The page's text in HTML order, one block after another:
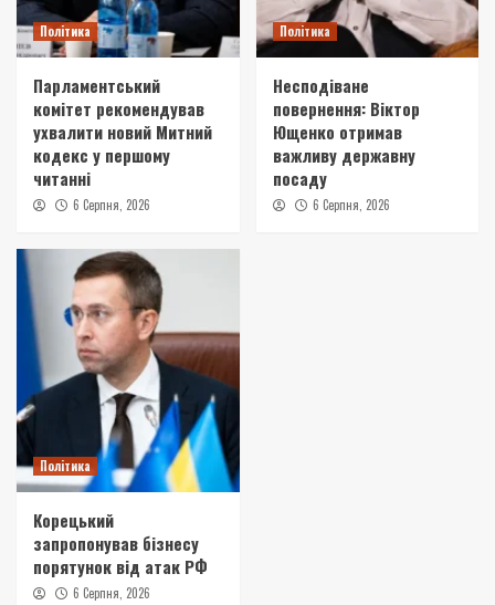
Політика
Парламентський
комітет рекомендував
ухвалити новий Митний
кодекс у першому
читанні
6 Серпня, 2026
Політика
Несподіване
повернення: Віктор
Ющенко отримав
важливу державну
посаду
6 Серпня, 2026
Політика
Корецький
запропонував бізнесу
порятунок від атак РФ
6 Серпня, 2026